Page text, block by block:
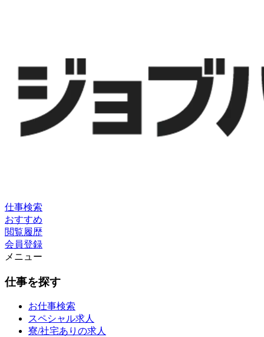
仕事検索
おすすめ
閲覧履歴
会員登録
メニュー
仕事を探す
お仕事検索
スペシャル求人
寮/社宅ありの求人